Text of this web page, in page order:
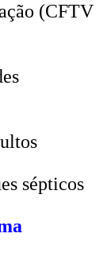
(CFTV
sépticos